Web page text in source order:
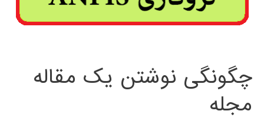
چگونگی نوشتن یک مقاله
مجله